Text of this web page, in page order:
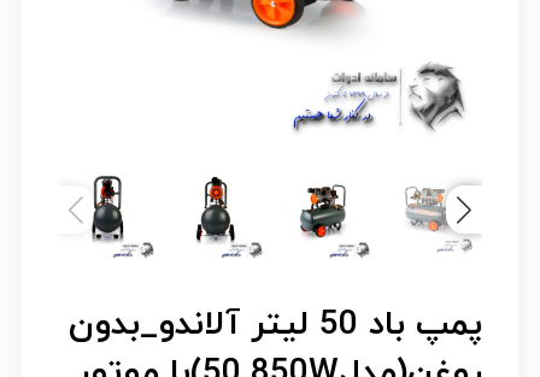
پمپ باد 50 لیتر آلاندو_بدون